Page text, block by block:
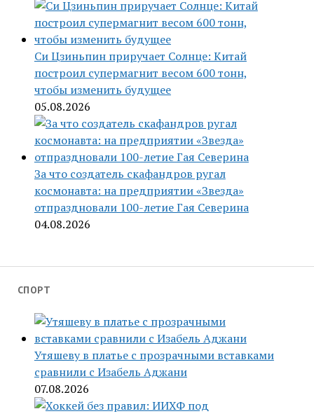
Си Цзиньпин приручает Солнце: Китай
построил супермагнит весом 600 тонн,
чтобы изменить будущее
05.08.2026
За что создатель скафандров ругал
космонавта: на предприятии «Звезда»
отпраздновали 100-летие Гая Северина
04.08.2026
СПОРТ
Утяшеву в платье с прозрачными вставками
сравнили с Изабель Аджани
07.08.2026